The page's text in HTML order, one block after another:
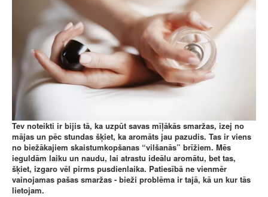
Tev noteikti ir bijis tā, ka uzpūt savas mīļākās smaržas, izej no
mājas un pēc stundas šķiet, ka aromāts jau pazudis. Tas ir viens
no biežākajiem skaistumkopšanas “vilšanās” brīžiem. Mēs
ieguldām laiku un naudu, lai atrastu ideālu aromātu, bet tas,
šķiet, izgaro vēl pirms pusdienlaika. Patiesībā ne vienmēr
vainojamas pašas smaržas - bieži problēma ir tajā, kā un kur tās
lietojam.